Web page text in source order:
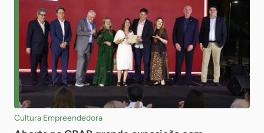
Cultura Empreendedora